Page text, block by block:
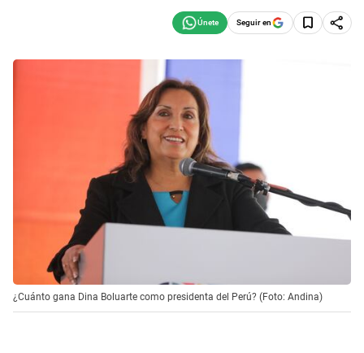
Seguir en
¿Cuánto gana Dina Boluarte como presidenta del Perú? (Foto: Andina)